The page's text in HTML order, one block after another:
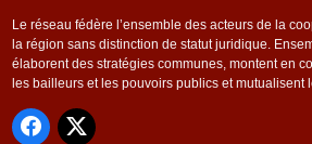
Le réseau fédère l’ensemble des acteurs de la
la région sans distinction de statut juridique.
élaborent des stratégies communes, montent en
les bailleurs et les pouvoirs publics et mutualisent